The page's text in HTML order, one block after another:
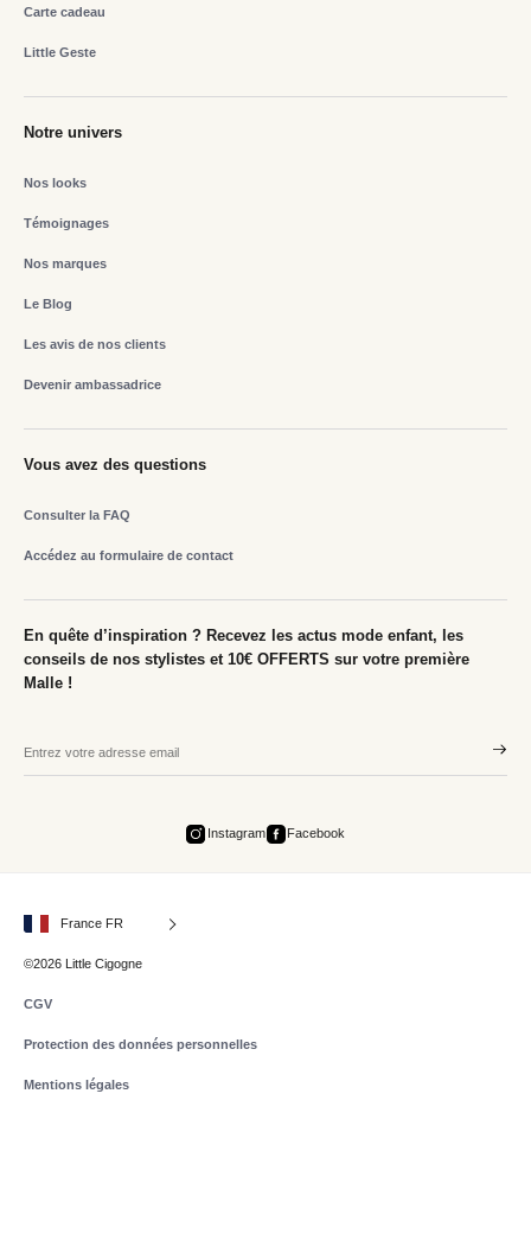
Carte cadeau
Little Geste
Notre univers
Nos looks
Témoignages
Nos marques
Le Blog
Les avis de nos clients
Devenir ambassadrice
Vous avez des questions
Consulter la FAQ
Accédez au formulaire de contact
En quête d’inspiration ? Recevez les actus mode enfant, les
conseils de nos stylistes et 10€ OFFERTS sur votre première
Malle !
Instagram Facebook
France FR
©2026 Little Cigogne
CGV
Protection des données personnelles
Mentions légales